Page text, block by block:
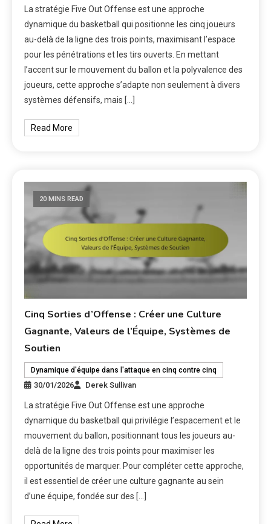
La stratégie Five Out Offense est une approche
dynamique du basketball qui positionne les cinq joueurs
au-delà de la ligne des trois points, maximisant l’espace
pour les pénétrations et les tirs ouverts. En mettant
l’accent sur le mouvement du ballon et la polyvalence des
joueurs, cette approche s’adapte non seulement à divers
systèmes défensifs, mais […]
Read More
20 MINS READ
Cinq Sorties d’Offense : Créer une Culture
Gagnante, Valeurs de l’Équipe, Systèmes de
Soutien
Dynamique d'équipe dans l'attaque en cinq contre cinq
30/01/2026 Derek Sullivan
La stratégie Five Out Offense est une approche
dynamique du basketball qui privilégie l’espacement et le
mouvement du ballon, positionnant tous les joueurs au-
delà de la ligne des trois points pour maximiser les
opportunités de marquer. Pour compléter cette approche,
il est essentiel de créer une culture gagnante au sein
d’une équipe, fondée sur des […]